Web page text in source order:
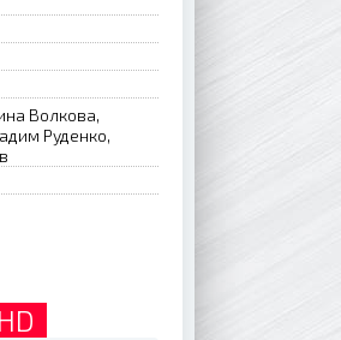
Волкова,
Руденко,